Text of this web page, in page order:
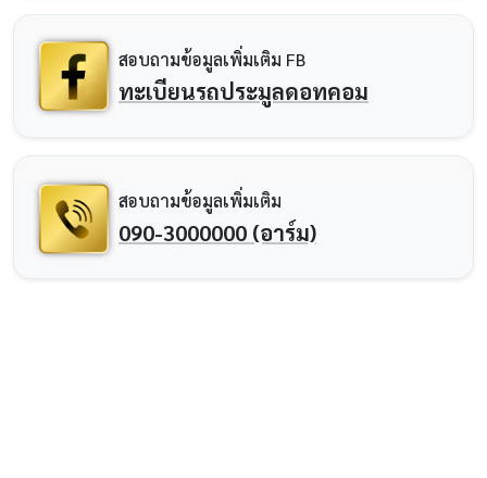
สอบถามข้อมูลเพิ่มเติม FB
ทะเบียนรถประมูลดอทคอม
สอบถามข้อมูลเพิ่มเติม
090-3000000 (อาร์ม)